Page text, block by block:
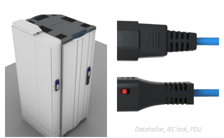
Datahallar, IEC lock, PDU